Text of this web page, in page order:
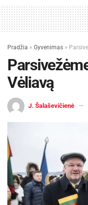
Pradžia » Gyvenimas »
Vėliavą
J. Šalaševičienė